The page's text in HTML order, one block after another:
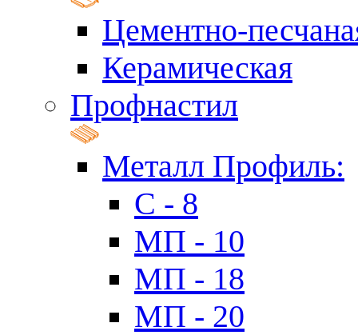
Цементно-
Керамическая
Профнастил
Металл Профиль:
C - 8
МП - 10
МП - 18
МП - 20